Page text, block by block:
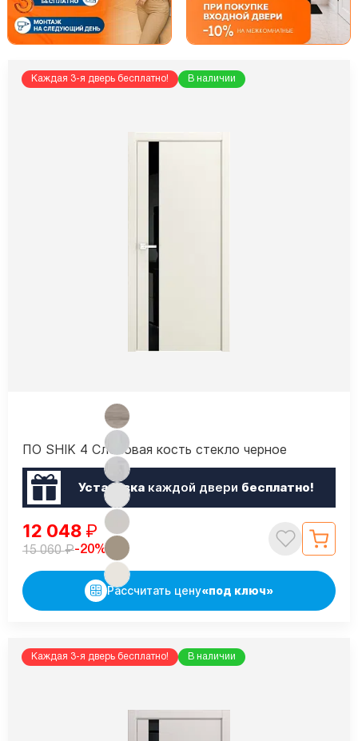
Каждая 3-я дверь бесплатно! В наличии
ПО SHIK 4 Слоновая кость стекло черное
Установкакаждой двери бесплатно!
12 048 ₽
15 060₽-20%
Рассчитать цену«под ключ»
Каждая 3-я дверь бесплатно! В наличии